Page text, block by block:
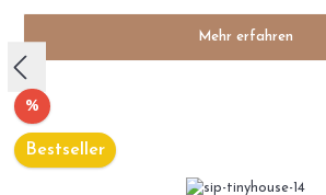
Mehr erfahren
%
Bestseller